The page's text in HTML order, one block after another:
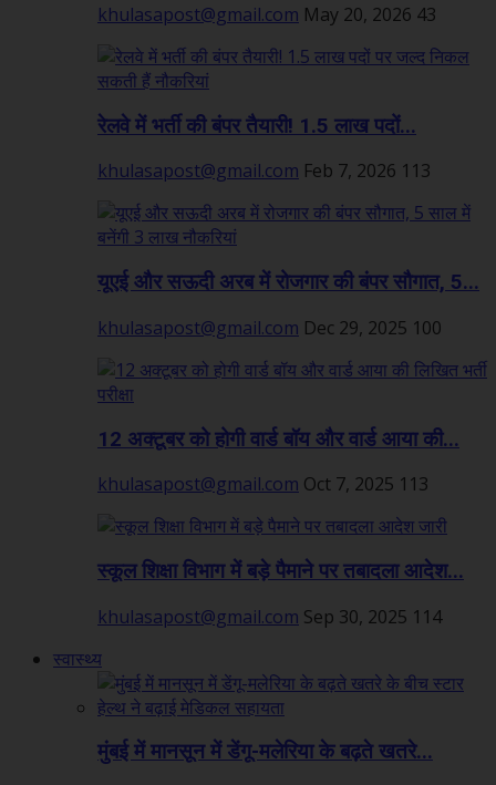
khulasapost@gmail.com May 20, 2026 43
रेलवे में भर्ती की बंपर तैयारी! 1.5 लाख पदों...
khulasapost@gmail.com Feb 7, 2026 113
यूएई और सऊदी अरब में रोजगार की बंपर सौगात, 5...
khulasapost@gmail.com Dec 29, 2025 100
12 अक्टूबर को होगी वार्ड बॉय और वार्ड आया की...
khulasapost@gmail.com Oct 7, 2025 113
स्कूल शिक्षा विभाग में बड़े पैमाने पर तबादला आदेश...
khulasapost@gmail.com Sep 30, 2025 114
स्वास्थ्य
मुंबई में मानसून में डेंगू-मलेरिया के बढ़ते खतरे...